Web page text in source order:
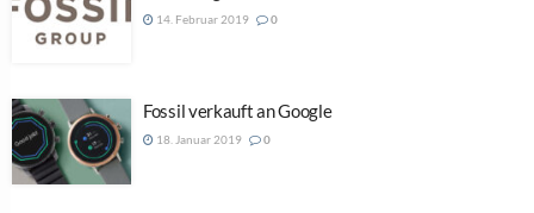
14. Februar 2019 0
Fossil verkauft an Google
18. Januar 2019 0